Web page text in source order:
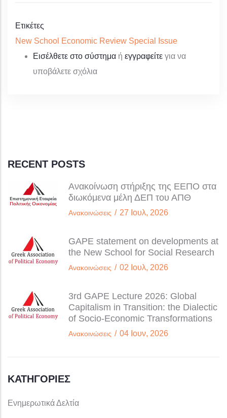
Ετικέτες
New School Economic Review Special Issue
Εισέλθετε στο σύστημα ή εγγραφείτε για να
υποβάλετε σχόλια
RECENT POSTS
Ανακοίνωση στήριξης της ΕΕΠΟ στα
διωκόμενα μέλη ΔΕΠ του ΑΠΘ
Ανακοινώσεις / 27 Ιουλ, 2026
GAPE statement on developments at
the New School for Social Research
Ανακοινώσεις / 02 Ιουλ, 2026
3rd GAPE Lecture 2026: Global
Capitalism in Transition: the Dialectic
of Socio-Economic Transformations
Ανακοινώσεις / 04 Ιουν, 2026
ΚΑΤΗΓΟΡΊΕΣ
Ενημερωτικά Δελτία